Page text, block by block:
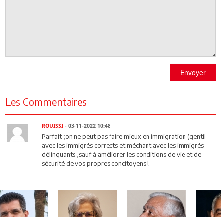
Envoyer
Les Commentaires
ROUISSI- 03-11-2022 10:48
Parfait ;on ne peut pas faire mieux en immigration (gentil
avec les immigrés corrects et méchant avec les immigrés
délinquants ,sauf à améliorer les conditions de vie et de
sécurité de vos propres concitoyens !